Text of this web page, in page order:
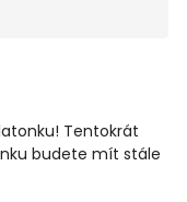
Tentokrát
budete mít stále